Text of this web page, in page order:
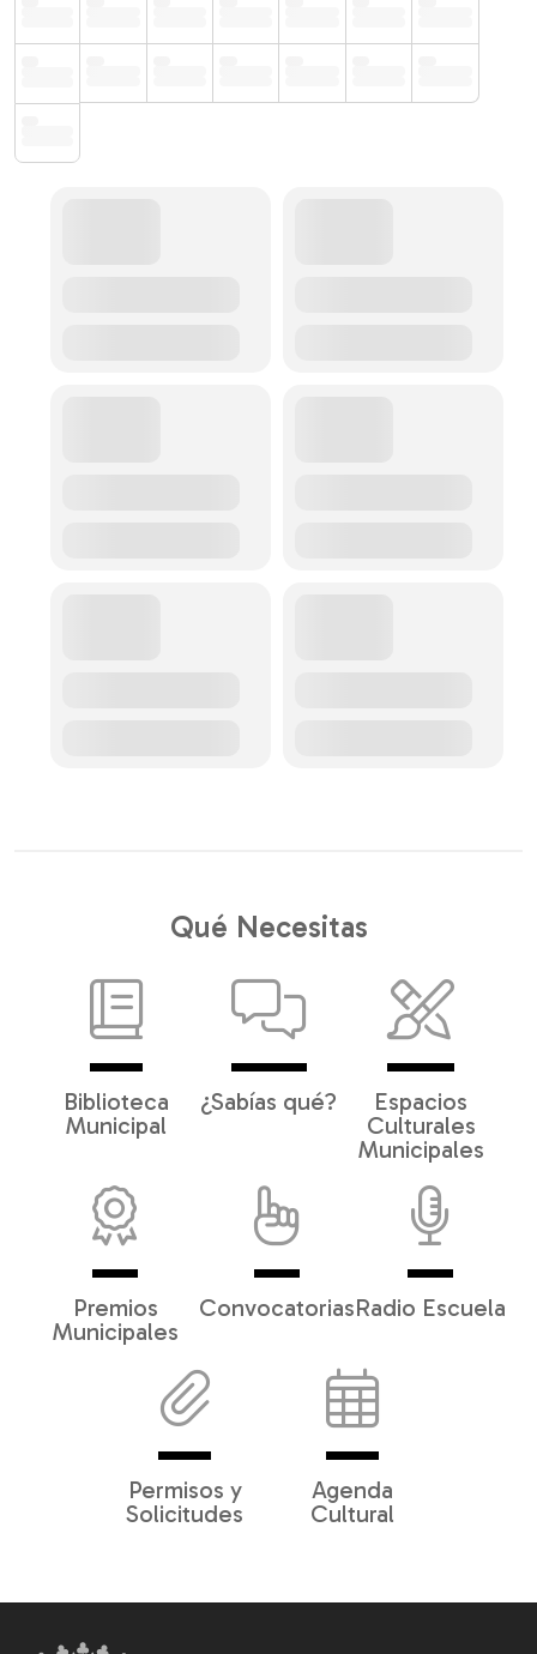
Qué Necesitas
Biblioteca
Municipal
¿Sabías qué?
Espacios
Culturales
Municipales
Premios
Municipales
ConvocatoriasRadio Escuela
Permisos y
Solicitudes
Agenda
Cultural